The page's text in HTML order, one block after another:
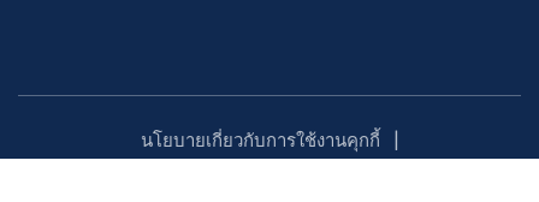
นโยบายเกี่ยวกับการใช้งานคุกกี้